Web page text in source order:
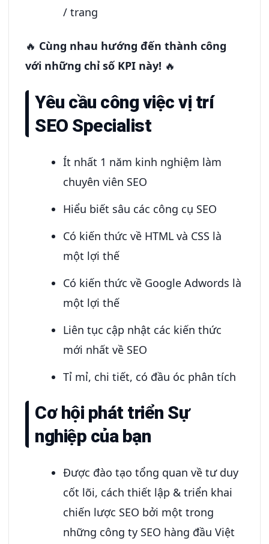
/ trang
🔥 Cùng nhau hướng đến thành công
với những chỉ số KPI này! 🔥
Yêu cầu công việc vị trí
SEO Specialist
Ít nhất 1 năm kinh nghiệm làm
chuyên viên SEO
Hiểu biết sâu các công cụ SEO
Có kiến thức về HTML và CSS là
một lợi thế
Có kiến thức về Google Adwords là
một lợi thế
Liên tục cập nhật các kiến thức
mới nhất về SEO
Tỉ mỉ, chi tiết, có đầu óc phân tích
Cơ hội phát triển Sự
nghiệp của bạn
Được đào tạo tổng quan về tư duy
cốt lõi, cách thiết lập & triển khai
chiến lược SEO bởi một trong
những công ty SEO hàng đầu Việt